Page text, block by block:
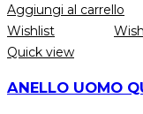
Aggiungi al carrello
Wishlist
Quick view
ANELLO UOMO